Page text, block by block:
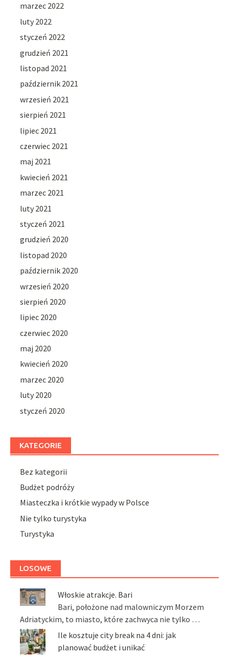
marzec 2022
luty 2022
styczeń 2022
grudzień 2021
listopad 2021
październik 2021
wrzesień 2021
sierpień 2021
lipiec 2021
czerwiec 2021
maj 2021
kwiecień 2021
marzec 2021
luty 2021
styczeń 2021
grudzień 2020
listopad 2020
październik 2020
wrzesień 2020
sierpień 2020
lipiec 2020
czerwiec 2020
maj 2020
kwiecień 2020
marzec 2020
luty 2020
styczeń 2020
KATEGORIE
Bez kategorii
Budżet podróży
Miasteczka i krótkie wypady w Polsce
Nie tylko turystyka
Turystyka
LOSOWE
Włoskie atrakcje. Bari
Bari, położone nad malowniczym Morzem
Adriatyckim, to miasto, które zachwyca nie tylko …
Ile kosztuje city break na 4 dni: jak
planować budżet i unikać